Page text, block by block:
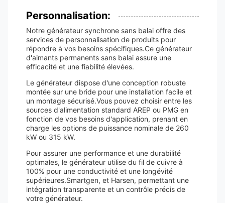
Personnalisation:
Notre générateur synchrone sans balai offre des
services de personnalisation de produits pour
répondre à vos besoins spécifiques.Ce générateur
d'aimants permanents sans balai assure une
efficacité et une fiabilité élevées.
Le générateur dispose d'une conception robuste
montée sur une bride pour une installation facile et
un montage sécurisé.Vous pouvez choisir entre les
sources d'alimentation standard AREP ou PMG en
fonction de vos besoins d'application, prenant en
charge les options de puissance nominale de 260
kW ou 315 kW.
Pour assurer une performance et une durabilité
optimales, le générateur utilise du fil de cuivre à
100% pour une conductivité et une longévité
supérieures.Smartgen, et Harsen, permettant une
intégration transparente et un contrôle précis de
votre générateur.